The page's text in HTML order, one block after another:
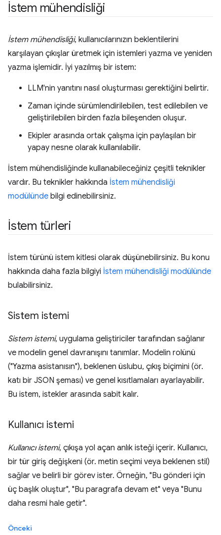
İstem mühendisliği
İstem mühendisliği, kullanıcılarınızın beklentilerini
karşılayan çıkışlar üretmek için istemleri yazma ve yeniden
yazma işlemidir. İyi yazılmış bir istem:
LLM'nin yanıtını nasıl oluşturması gerektiğini belirtir.
Zaman içinde sürümlendirilebilen, test edilebilen ve
geliştirilebilen birden fazla bileşenden oluşur.
Ekipler arasında ortak çalışma için paylaşılan bir
yapay nesne olarak kullanılabilir.
İstem mühendisliğinde kullanabileceğiniz çeşitli teknikler
vardır. Bu teknikler hakkında İstem mühendisliği
modülünde bilgi edinebilirsiniz.
İstem türleri
İstem türünü istem kitlesi olarak düşünebilirsiniz. Bu konu
hakkında daha fazla bilgiyi İstem mühendisliği modülünde
bulabilirsiniz.
Sistem istemi
Sistem istemi, uygulama geliştiriciler tarafından sağlanır
ve modelin genel davranışını tanımlar. Modelin rolünü
("Yazma asistanısın"), beklenen üslubu, çıkış biçimini (ör.
katı bir JSON şeması) ve genel kısıtlamaları ayarlayabilir.
Bu istem, istekler arasında sabit kalır.
Kullanıcı istemi
Kullanıcı istemi, çıkışa yol açan anlık isteği içerir. Kullanıcı,
bir tür giriş değişkeni (ör. metin seçimi veya beklenen stil)
sağlar ve belirli bir görev ister. Örneğin, "Bu gönderi için
üç başlık oluştur", "Bu paragrafa devam et" veya "Bunu
daha resmi hale getir".
Önceki